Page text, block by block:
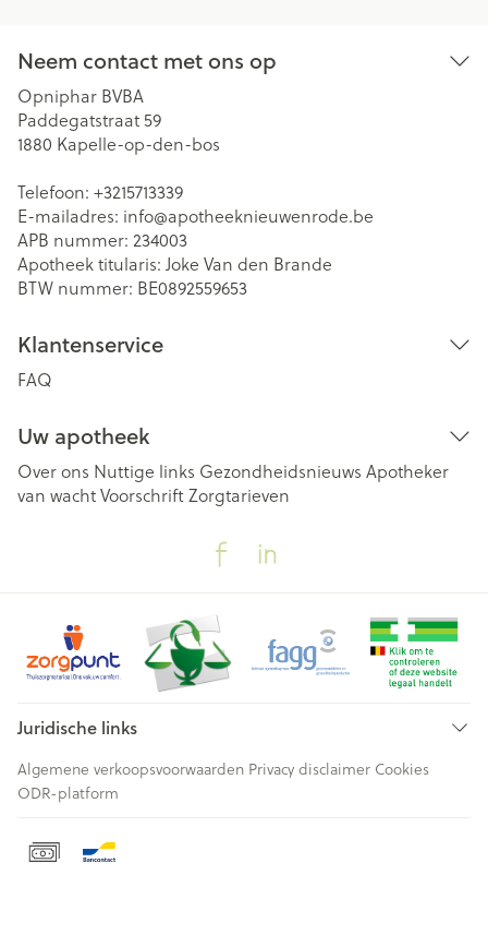
Neem contact met ons op
Opniphar BVBA
Paddegatstraat 59
1880 Kapelle-op-den-bos
Telefoon: +3215713339
E-mailadres: info@apotheeknieuwenrode.be
APB nummer: 234003
Apotheek titularis: Joke Van den Brande
BTW nummer: BE0892559653
Klantenservice
FAQ
Uw apotheek
Over ons Nuttige links Gezondheidsnieuws Apotheker
van wachtVoorschriftZorgtarieven
Juridische links
Algemene verkoopsvoorwaarden Privacy disclaimer Cookies
ODR-platform